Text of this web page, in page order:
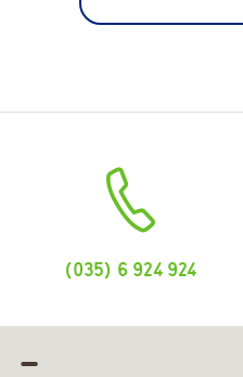
(035) 6 924 924